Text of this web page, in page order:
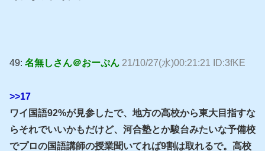
49: 名無しさん＠おーぷん 21/10/27(水)00:21:21 ID:3fKE
>>17
ワイ国語92%が見参したで、地方の高校から東大目指すな
らそれでいいかもだけど、河合塾とか駿台みたいな予備校
でプロの国語講師の授業聞いてれば9割は取れるで。高校